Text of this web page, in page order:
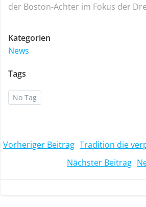
der Boston-Achter im Fokus der
Kategorien
News
Tags
No Tag
Post
navigation
Vorheriger Beitrag Tradition die
Nächster Beitrag